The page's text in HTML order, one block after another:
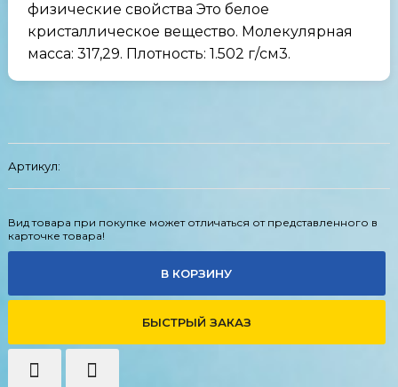
физические свойства Это белое
кристаллическое вещество. Молекулярная
масса: 317,29. Плотность: 1.502 г/см3.
Артикул:
Вид товара при покупке может отличаться от представленного в
карточке товара!
В КОРЗИНУ
БЫСТРЫЙ ЗАКАЗ